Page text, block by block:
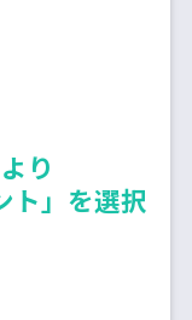
り
ト」を選択